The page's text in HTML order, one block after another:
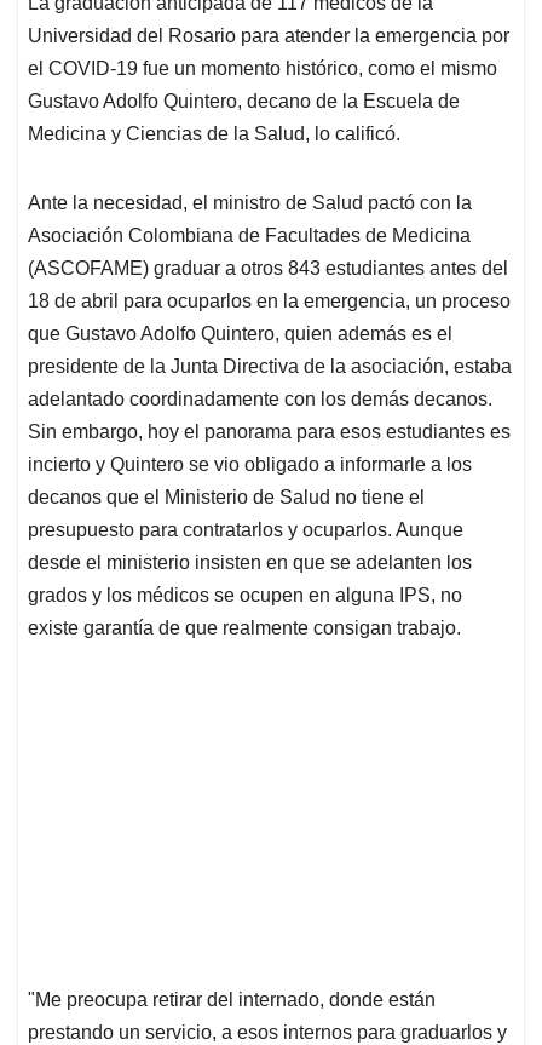
s
A
p
p
b
o
o
k
e
d
I
n
l
a
d
s
Universidad del Rosario para atender la emergencia por
el COVID-19 fue un momento histórico, como el mismo
Gustavo Adolfo Quintero, decano de la Escuela de
Medicina y Ciencias de la Salud, lo calificó.
Ante la necesidad, el ministro de Salud pactó con la
Asociación Colombiana de Facultades de Medicina
(ASCOFAME) graduar a otros 843 estudiantes antes del
18 de abril para ocuparlos en la emergencia, un proceso
que Gustavo Adolfo Quintero, quien además es el
presidente de la Junta Directiva de la asociación, estaba
adelantado coordinadamente con los demás decanos.
Sin embargo, hoy el panorama para esos estudiantes es
incierto y Quintero se vio obligado a informarle a los
decanos que el Ministerio de Salud no tiene el
presupuesto para contratarlos y ocuparlos. Aunque
desde el ministerio insisten en que se adelanten los
grados y los médicos se ocupen en alguna IPS, no
existe garantía de que realmente consigan trabajo.
"Me preocupa retirar del internado, donde están
prestando un servicio, a esos internos para graduarlos y